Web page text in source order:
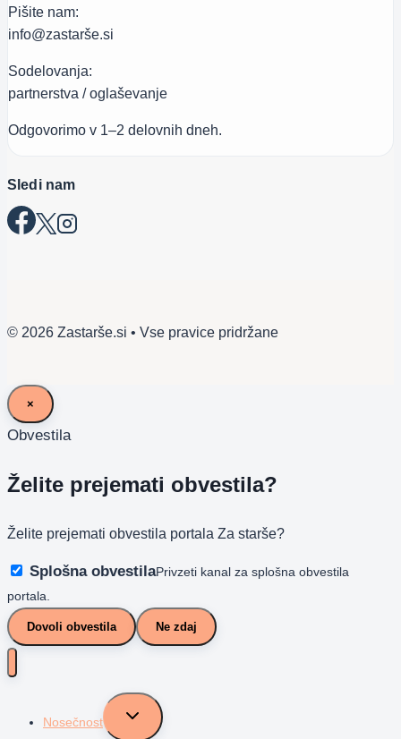
Pišite nam:
info@zastarše.si
Sodelovanja:
partnerstva / oglaševanje
Odgovorimo v 1–2 delovnih dneh.
Sledi nam
© 2026 Zastarše.si • Vse pravice pridržane
×
Obvestila
Želite prejemati obvestila?
Želite prejemati obvestila portala Za starše?
Splošna obvestilaPrivzeti kanal za splošna obvestila
portala.
Dovoli obvestila Ne zdaj
Nosečnost
Toggle